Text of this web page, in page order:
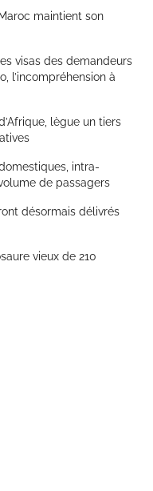
maintient son
visas des demandeurs
l’incompréhension à
lègue un tiers
intra-
de passagers
désormais délivrés
vieux de 210